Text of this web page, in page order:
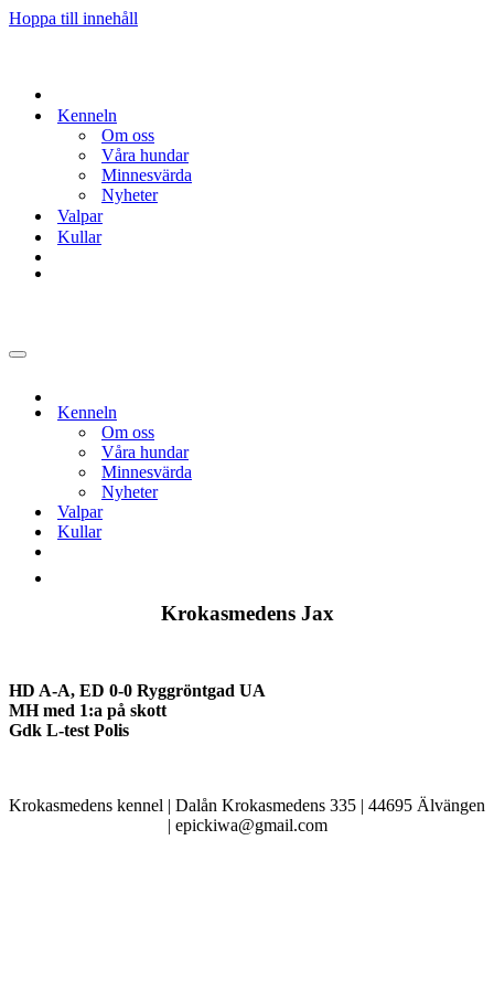
Hoppa till innehåll
Kenneln
Om oss
Våra hundar
Minnesvärda
Nyheter
Valpar
Kullar
Navigeringsmeny
Kenneln
Om oss
Våra hundar
Minnesvärda
Nyheter
Valpar
Kullar
Krokasmedens Jax
HD A-A, ED 0-0 Ryggröntgad UA
MH med 1:a på skott
Gdk L-test Polis
Krokasmedens kennel | Dalån Krokasmedens 335 | 44695 Älvängen
| epickiwa@gmail.com